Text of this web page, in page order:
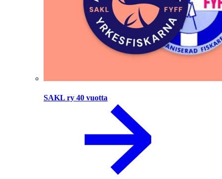
SAKL ry 40 vuotta